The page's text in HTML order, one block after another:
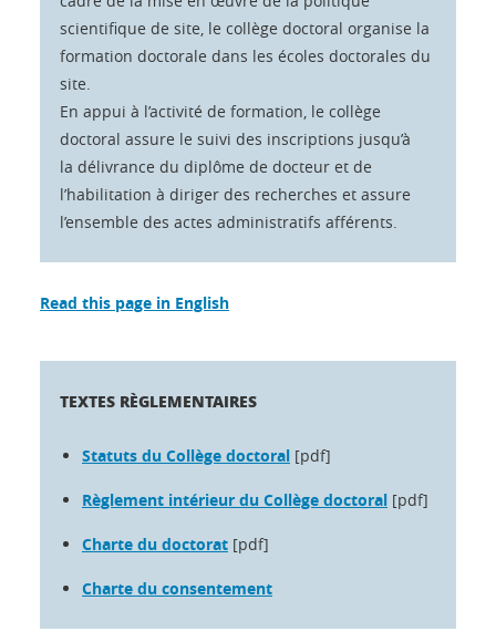
scientifique de site, le collège doctoral organise la
formation doctorale dans les écoles doctorales du
site.
En appui à l’activité de formation, le collège
doctoral assure le suivi des inscriptions jusqu’à
la délivrance du diplôme de docteur et de
l’habilitation à diriger des recherches et assure
l’ensemble des actes administratifs afférents.
Read this page in English
TEXTES RÈGLEMENTAIRES
Statuts du Collège doctoral [pdf]
Règlement intérieur du Collège doctoral [pdf]
Charte du doctorat [pdf]
Charte du consentement